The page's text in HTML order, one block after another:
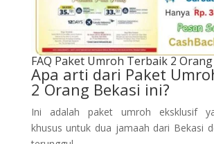
FAQ Paket Umroh Terbaik 2
Apa arti dari Paket
2 Orang Bekasi ini?
Ini adalah paket umroh eksklusif
khusus untuk dua jamaah dari Bekasi